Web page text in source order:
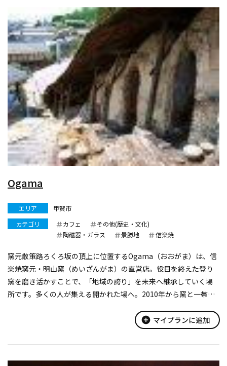
Ogama
エリア
甲賀市
カテゴリ
カフェ
その他(歴史・文化)
陶磁器・ガラス
景勝地 信楽焼
窯元散策路ろくろ坂の頂上に位置するOgama（おおがま）は、信
楽焼窯元・明山窯（めいざんがま）の直営店。役目を終えた登り
窯を磨き活かすことで、「地域の誇り」を未来へ継承していく場
所です。多くの人が集える開かれた場へ。2010年から窯と一帯の
1Fカフェでは、信楽焼の器でお出しするドリンクと気...
add_circle マイプランに追加